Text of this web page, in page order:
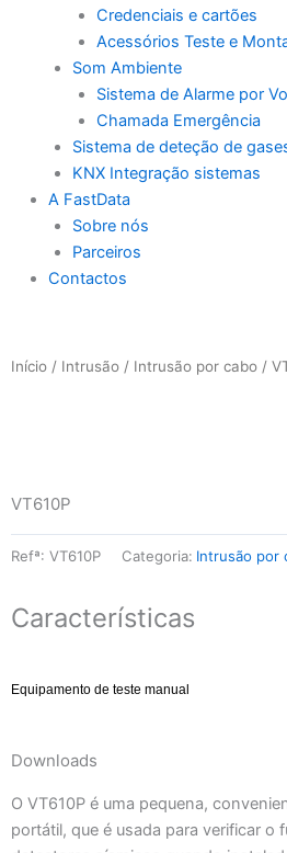
Credenciais e cartões
Acessórios Teste e
Som Ambiente
Sistema de Alarme por
Chamada Emergência
Sistema de deteção de
KNX Integração sistemas
A FastData
Sobre nós
Parceiros
Contactos
Início / Intrusão / Intrusão por cabo /
VT610P
Refª: VT610P Categoria: Intrusão por
Características
Equipamento de teste manual
Downloads
O VT610P é uma pequena,
portátil, que é usada para verificar o